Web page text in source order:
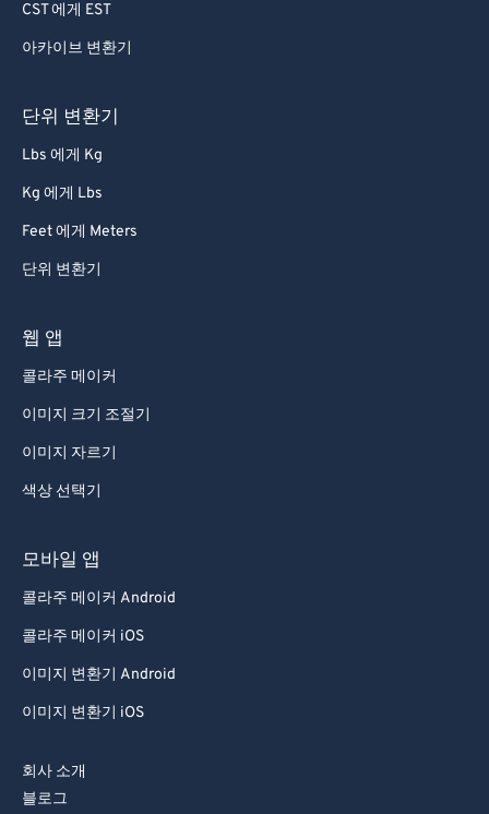
CST 에게 EST
아카이브 변환기
단위 변환기
Lbs 에게 Kg
Kg 에게 Lbs
Feet 에게 Meters
단위 변환기
웹 앱
콜라주 메이커
이미지 크기 조절기
이미지 자르기
색상 선택기
모바일 앱
콜라주 메이커 Android
콜라주 메이커 iOS
이미지 변환기 Android
이미지 변환기 iOS
회사 소개
블로그